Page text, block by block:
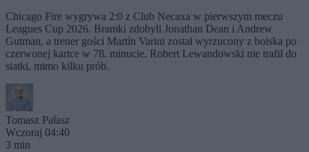
Chicago Fire wygrywa 2:0 z Club Necaxa w pierwszym meczu
Leagues Cup 2026. Bramki zdobyli Jonathan Dean i Andrew
Gutman, a trener gości Martín Varini został wyrzucony z boiska po
czerwonej kartce w 78. minucie. Robert Lewandowski nie trafił do
siatki, mimo kilku prób.
Tomasz Pałasz
Wczoraj 04:40
3 min